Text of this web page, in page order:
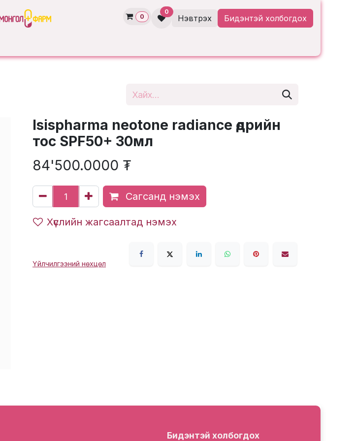
0
0
Нэвтрэх Бидэнтэй холбогдох
Isispharma neotone radiance өдрийн
тос SPF50+ 30мл
84'500.0000 ₮
Сагсанд нэмэх
Хүслийн жагсаалтад нэмэх
Үйлчилгээний нөхцөл
Бидэнтэй холбогдох